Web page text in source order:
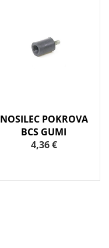
NOSILEC POKROVA
BCS GUMI
4,36 €